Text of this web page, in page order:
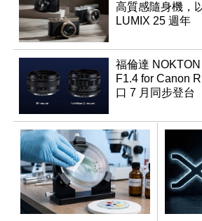
高質感隨身機，
LUMIX 25 週年
福倫達
F1.4 for Canon
口 7 月同步登台